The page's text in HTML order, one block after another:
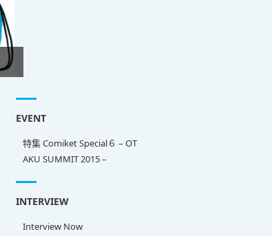
EVENT
特集 Comiket Special６ – OT
AKU SUMMIT 2015 –
INTERVIEW
Interview Now